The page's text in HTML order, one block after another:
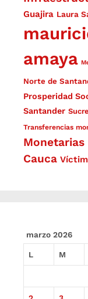
Guajira Laura
amaya
Norte de
Prosperidad
Santander Sucre
Transferencias
Monetarias
Cauca
marzo 2026
L M